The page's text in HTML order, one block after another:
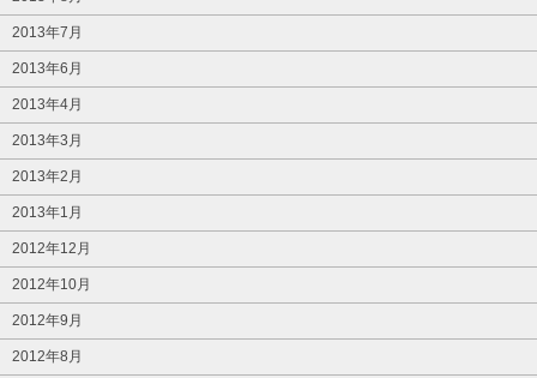
2013年7月
2013年6月
2013年4月
2013年3月
2013年2月
2013年1月
2012年12月
2012年10月
2012年9月
2012年8月